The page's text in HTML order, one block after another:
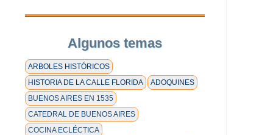
Algunos temas
ARBOLES HISTÓRICOS
HISTORIA DE LA CALLE FLORIDA
ADOQUINES
BUENOS AIRES EN 1535
CATEDRAL DE BUENOS AIRES
COCINA ECLÉCTICA